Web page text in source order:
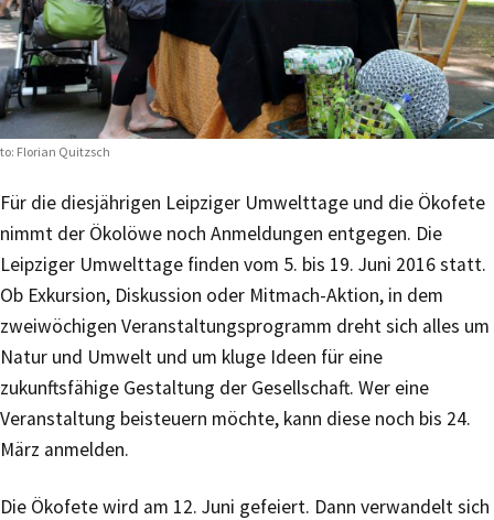
Florian Quitzsch
Für die diesjährigen Leipziger Umwelttage und die Ökofete
nimmt der Ökolöwe noch Anmeldungen entgegen. Die
Leipziger Umwelttage finden vom 5. bis 19. Juni 2016 statt.
Ob Exkursion, Diskussion oder Mitmach-Aktion, in dem
zweiwöchigen Veranstaltungsprogramm dreht sich alles um
Natur und Umwelt und um kluge Ideen für eine
zukunftsfähige Gestaltung der Gesellschaft. Wer eine
Veranstaltung beisteuern möchte, kann diese noch bis 24.
März anmelden.
Die Ökofete wird am 12. Juni gefeiert. Dann verwandelt sich